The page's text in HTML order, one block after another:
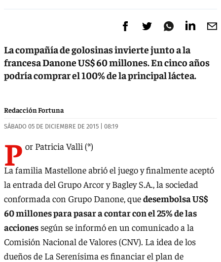
La compañía de golosinas invierte junto a la
francesa Danone US$ 60 millones. En cinco años
podría comprar el 100% de la principal láctea.
Redacción Fortuna
SÁBADO 05 DE DICIEMBRE DE 2015 | 08:19
P or Patricia Valli (*)
La familia Mastellone abrió el juego y finalmente aceptó
la entrada del Grupo Arcor y Bagley S.A., la sociedad
conformada con Grupo Danone, quedesembolsa US$
60 millones para pasar a contar con el 25% de las
acciones según se informó en un comunicado a la
Comisión Nacional de Valores (CNV). La idea de los
dueños de La Serenísima es financiar el plan de